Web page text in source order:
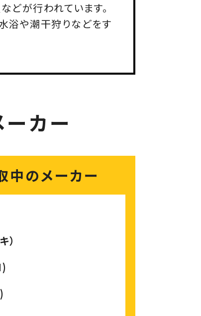
どが行われています。
浴や潮干狩りなどをす
ーカー
中のメーカー